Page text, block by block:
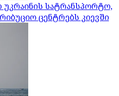
უკრაინის სატრანსპორტო,
ცენტრებს კიევში